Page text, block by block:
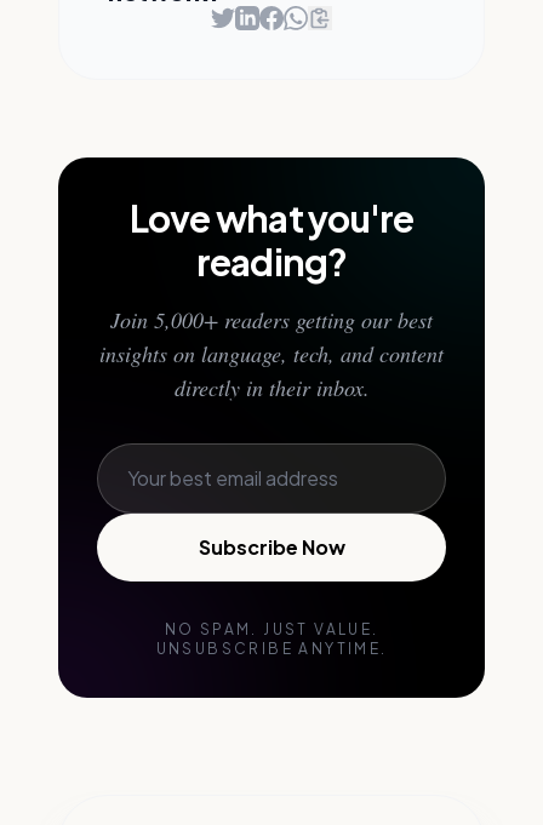
Love what you're
reading?
Join 5,000+ readers getting our best
insights on language, tech, and content
directly in their inbox.
Subscribe Now
NO SPAM. JUST VALUE.
UNSUBSCRIBE ANYTIME.